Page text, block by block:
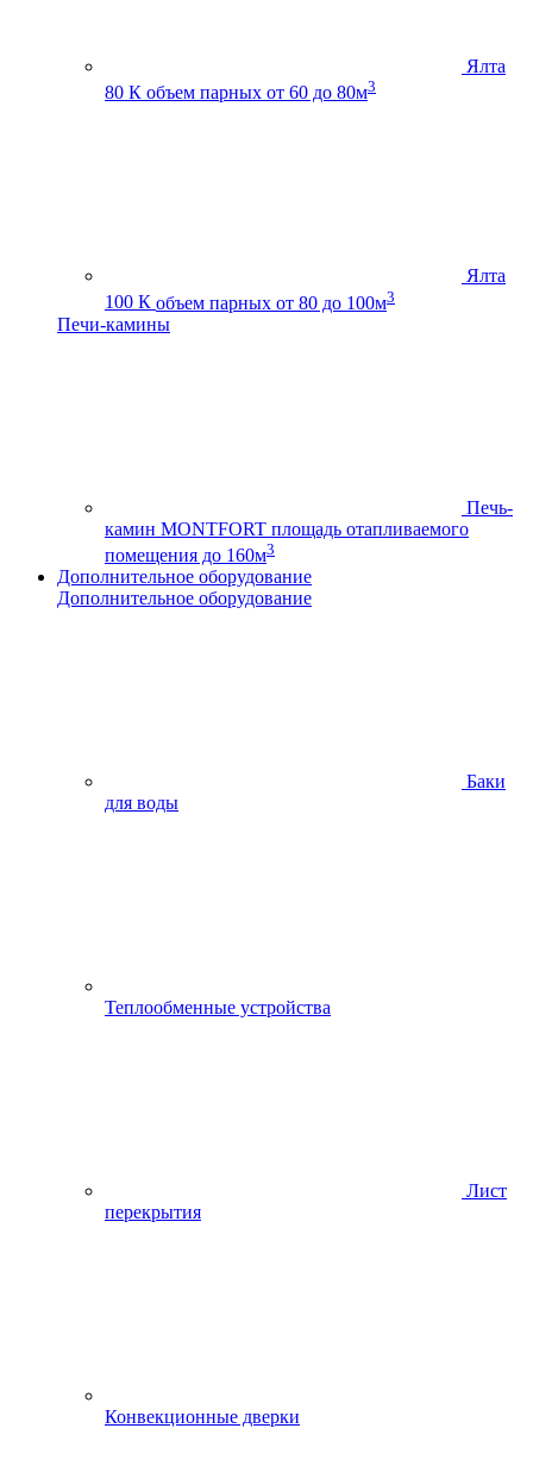
Ялта
80 К объем парных от 60 до 80м3
Ялта
100 К объем парных от 80 до 100м3
Печи-камины
Печь-
камин MONTFORT площадь отапливаемого
помещения до 160м3
Дополнительное оборудование
Дополнительное оборудование
Баки
для воды
Теплообменные устройства
Лист
перекрытия
Конвекционные дверки